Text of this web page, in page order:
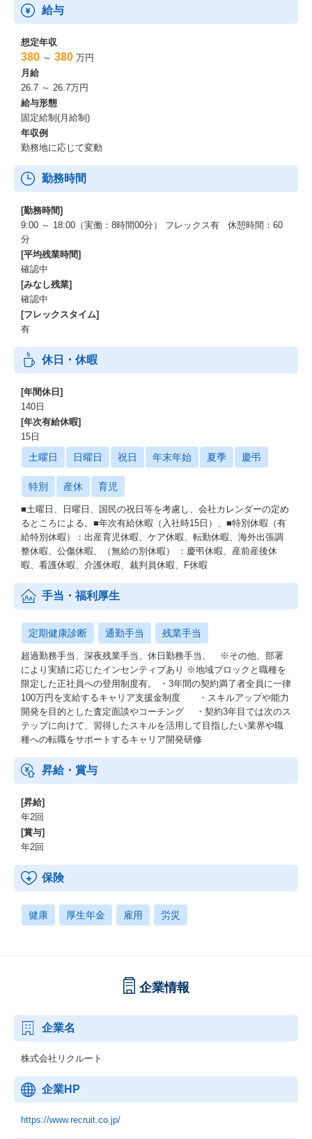
給与
想定年収
380 ～ 380 万円
月給
26.7 ～ 26.7万円
給与形態
固定給制(月給制)
年収例
勤務地に応じて変動
勤務時間
[勤務時間]
9:00 ～ 18:00（実働：8時間00分） フレックス有 休憩時間：60
分
[平均残業時間]
確認中
[みなし残業]
確認中
[フレックスタイム]
有
休日・休暇
[年間休日]
140日
[年次有給休暇]
15日
土曜日 日曜日 祝日 年末年始 夏季 慶弔
特別 産休 育児
■土曜日、日曜日、国民の祝日等を考慮し、会社カレンダーの定め
るところによる。■年次有給休暇（入社時15日）、■特別休暇（有
給特別休暇）：出産育児休暇、ケア休暇、転勤休暇、海外出張調
整休暇、公傷休暇、（無給の別休暇） ：慶弔休暇、産前産後休
暇、看護休暇、介護休暇、裁判員休暇、F休暇
手当・福利厚生
定期健康診断 通勤手当 残業手当
超過勤務手当、深夜残業手当、休日勤務手当、 ※その他、部署
により実績に応じたインセンティブあり ※地域ブロックと職種を
限定した正社員への登用制度有。 ・3年間の契約満了者全員に一律
100万円を支給するキャリア支援金制度 ・スキルアップや能力
開発を目的とした査定面談やコーチング ・契約3年目では次のス
テップに向けて、習得したスキルを活用して目指したい業界や職
種への転職をサポートするキャリア開発研修
昇給・賞与
[昇給]
年2回
[賞与]
年2回
保険
健康 厚生年金 雇用 労災
企業情報
企業名
株式会社リクルート
企業HP
https://www.recruit.co.jp/